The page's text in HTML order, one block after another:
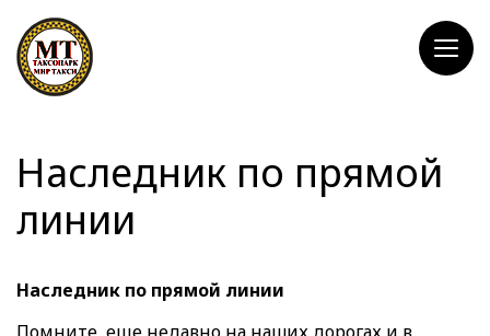
Наследник по прямой
линии
Наследник по прямой линии